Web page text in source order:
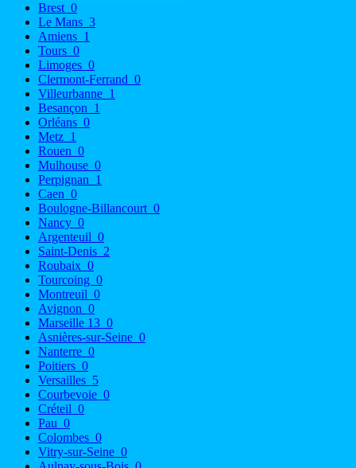
Brest 0
Le Mans 3
Amiens 1
Tours 0
Limoges 0
Clermont-Ferrand 0
Villeurbanne 1
Besançon 1
Orléans 0
Metz 1
Rouen 0
Mulhouse 0
Perpignan 1
Caen 0
Boulogne-Billancourt 0
Nancy 0
Argenteuil 0
Saint-Denis 2
Roubaix 0
Tourcoing 0
Montreuil 0
Avignon 0
Marseille 13 0
Asnières-sur-Seine 0
Nanterre 0
Poitiers 0
Versailles 5
Courbevoie 0
Créteil 0
Pau 0
Colombes 0
Vitry-sur-Seine 0